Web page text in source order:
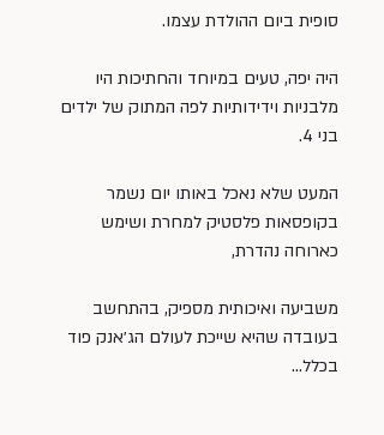
סופית ביום ההולדת עצמו.
היה יפה, טעים במיוחד והחתיכות היו
מלבניות וידידותיות לפה המתוק של ילדים
בני 4.
המעט שלא נאכל באותו יום נשמר
בקופסאות פלסטיק למחרת ושימש
כארוחה נהדרת,
משביעה ואיכותית מספיק, בהתחשב
בעובדה שהיא שייכת לעולם הג׳אנק פוד
בכלל…